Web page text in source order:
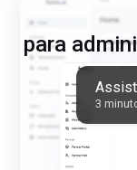
3
para